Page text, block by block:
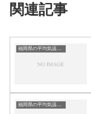
関連記事
福岡県の平均気温まとめ
福岡県の平均気温まとめ